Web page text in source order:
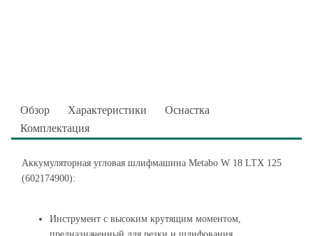
Обзор Характеристики
Оснастка
Комплектация
Аккумуляторная угловая шлифмашина Metabo W 18 LTX 125
(602174900):
Инструмент с высоким крутящим моментом,